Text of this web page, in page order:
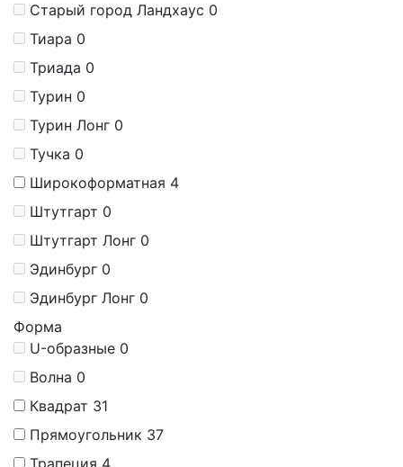
Старый город Ландхаус 0
Тиара 0
Триада 0
Турин 0
Турин Лонг 0
Тучка 0
Широкоформатная 4
Штутгарт 0
Штутгарт Лонг 0
Эдинбург 0
Эдинбург Лонг 0
Форма
U-образные 0
Волна 0
Квадрат 31
Прямоугольник 37